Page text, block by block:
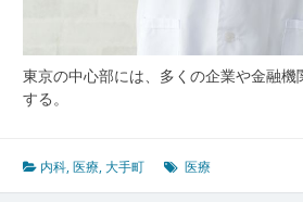
の
健
援
東京の中心部には、多くの企業や金融
する。
内科,医療,大手町 医療